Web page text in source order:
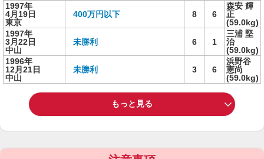
1997年
4月19日
東京
400万円以下 8 6
森安 輝
正
(59.0kg)
1997年
3月22日
中山
未勝利 6 1
三浦 堅
治
(59.0kg)
1996年
12月21日
中山
未勝利 3 6
浜野谷
憲尚
(59.0kg)
もっと見る